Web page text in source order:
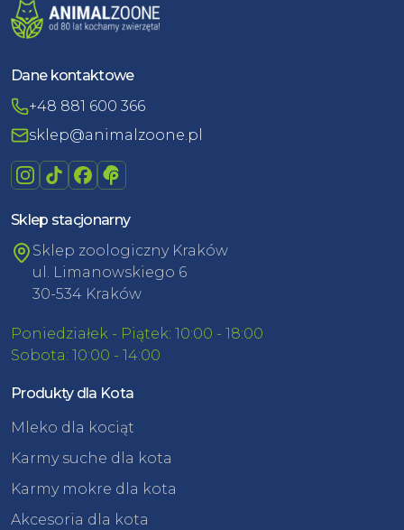
Dane kontaktowe
+48 881 600 366
sklep@animalzoone.pl
Sklep stacjonarny
Sklep zoologiczny Kraków
ul. Limanowskiego 6
30-534 Kraków
Poniedziałek - Piątek: 10:00 - 18:00
Sobota: 10:00 - 14:00
Produkty dla Kota
Mleko dla kociąt
Karmy suche dla kota
Karmy mokre dla kota
Akcesoria dla kota